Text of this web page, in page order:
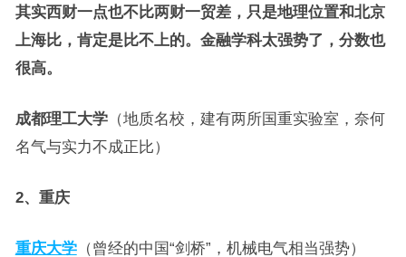
其实西财一点也不比两财一贸差，只是地理位置和北京
上海比，肯定是比不上的。金融学科太强势了，分数也
很高。
成都理工大学（地质名校，建有两所国重实验室，奈何
名气与实力不成正比）
2、重庆
重庆大学（曾经的中国“剑桥”，机械电气相当强势）